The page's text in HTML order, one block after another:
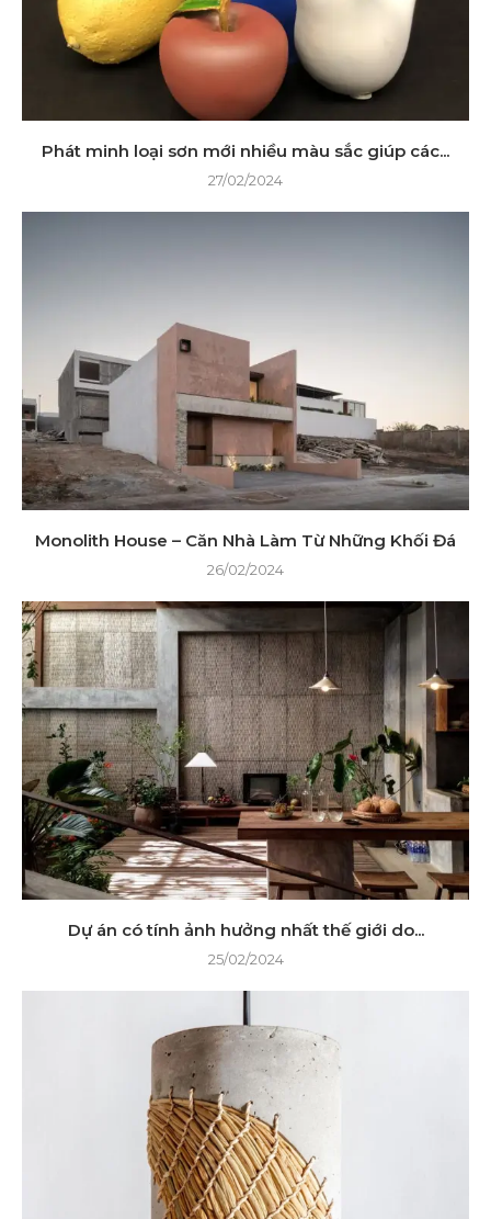
Phát minh loại sơn mới nhiều màu sắc giúp các...
27/02/2024
Monolith House – Căn Nhà Làm Từ Những Khối Đá
26/02/2024
Dự án có tính ảnh hưởng nhất thế giới do...
25/02/2024